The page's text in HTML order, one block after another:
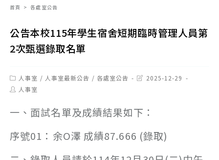
首頁 > 各處室公告
公告本校115年學生宿舍短期臨時管理人員第
2次甄選錄取名單
Post
category:
人事室 / 人事室最新公告 / 各處室公告
Post2025-12-29
Post人事室
一、面試名單及成績結果如下：
序號01：余O澤 成績87.666 (錄取)